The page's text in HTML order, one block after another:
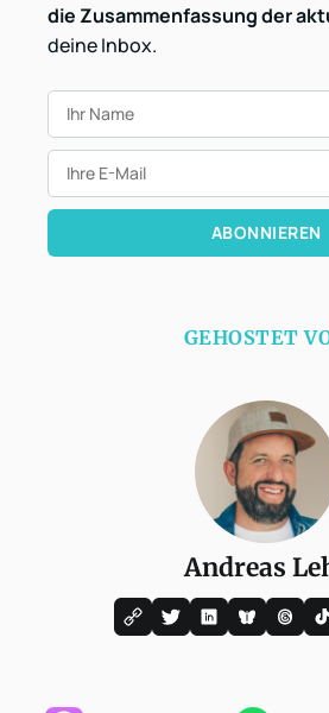
die Zusammenfassung der
deine Inbox.
ABONNIEREN
GEHOSTET
Andreas